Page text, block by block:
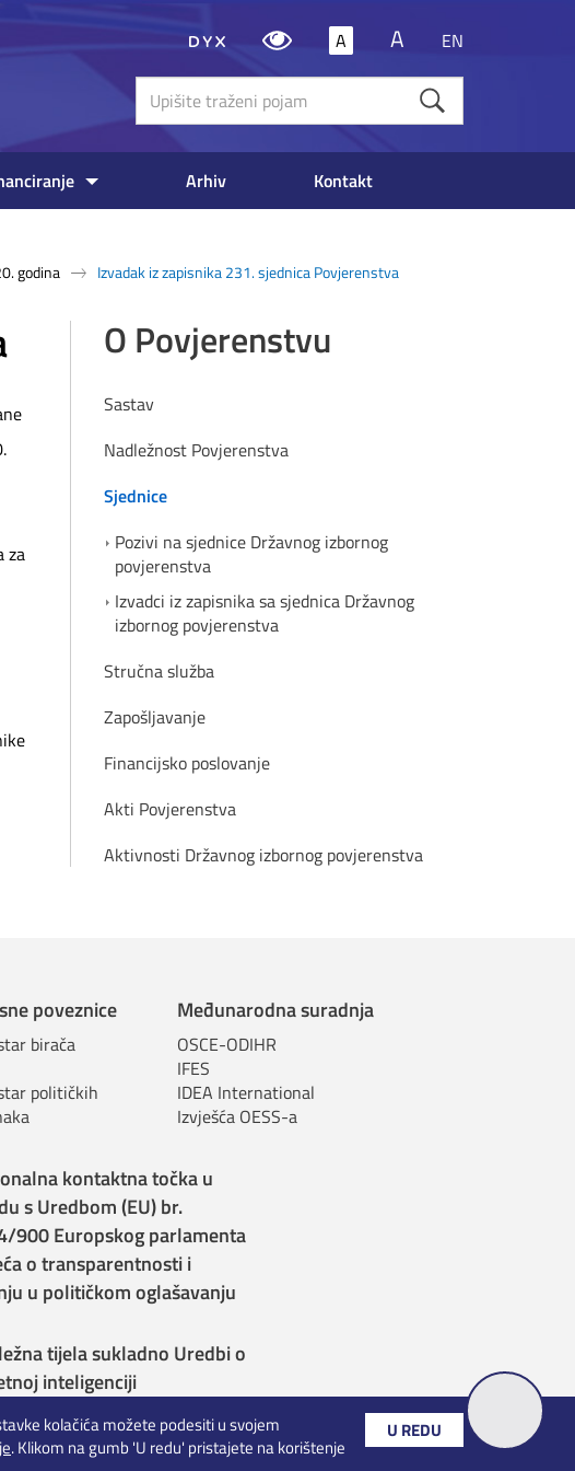
kolačića možete podesiti u svojem
. Klikom na gumb 'U redu' pristajete na korištenje
U REDU
A A
EN
Upišite
traženi
Arhiv Kontakt
godina Izvadak iz zapisnika 231. sjednica Povjerenstva
za
O Povjerenstvu
Sastav
Nadležnost Povjerenstva
Sjednice
Pozivi na sjednice Državnog izbornog
povjerenstva
Izvadci iz zapisnika sa sjednica Državnog
izbornog povjerenstva
Stručna služba
Zapošljavanje
Financijsko poslovanje
Akti Povjerenstva
Aktivnosti Državnog izbornog povjerenstva
poveznice
birača
političkih
Međunarodna suradnja
OSCE-ODIHR
IFES
IDEA International
Izvješća OESS-a
kontaktna točka u
s Uredbom (EU) br.
900 Europskog parlamenta
o transparentnosti i
u političkom oglašavanju
tijela sukladno Uredbi o
inteligenciji